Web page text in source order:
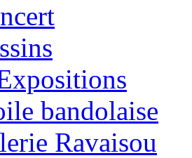
bandolaise
Ravaisou